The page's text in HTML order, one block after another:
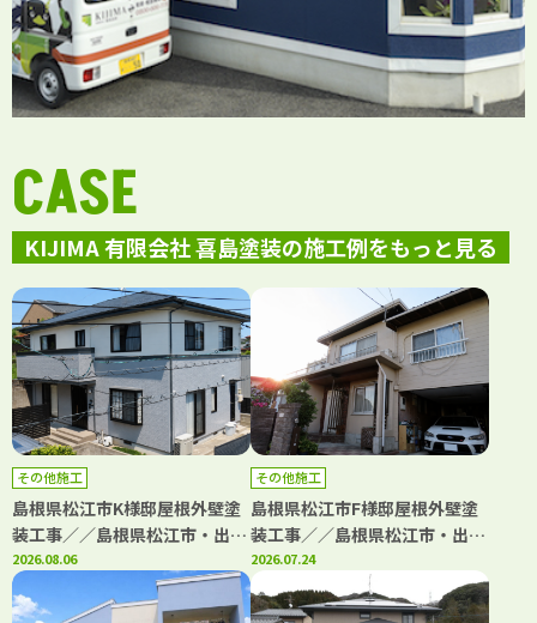
KIJIMA 有限会社 喜島塗装の施工例をもっと見る
CASE
その他施工
島根県松江市K様邸屋根外壁塗
装工事／／島根県松江市・出雲
市・大田市・雲南市・鳥取県米
子市・境港市の「きじま塗装」
2026.08.06
その他施工
島根県松江市F様邸屋根外壁塗
装工事／／島根県松江市・出雲
市・大田市・雲南市・鳥取県米
子市・境港市の「きじま塗装」
2026.07.24